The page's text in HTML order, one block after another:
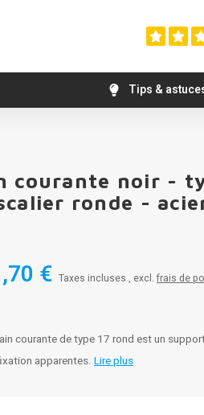
Tips &
courante noir -
ronde -
€ Taxes incluses , excl. frais de
courante de type 17 rond est un
apparentes.Lire plus